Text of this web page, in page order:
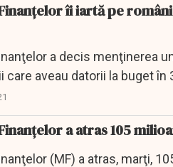
îi iartă pe
a decis menţinerea
care aveau datorii la buget
a atras 105
(MF) a atras, marţi,